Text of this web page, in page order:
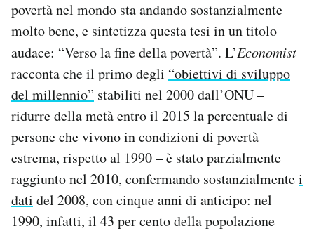
SHOP
CALENDARIO
AREA PERSONALE
Notifiche mobile
Regala il Post
Hai bisogno di aiuto?
Esci
povertà nel mondo sta andando sostanzialmente
molto bene, e sintetizza questa tesi in un titolo
audace: “Verso la fine della povertà”. L’Economist
racconta che il primo degli “obiettivi di sviluppo
del millennio” stabiliti nel 2000 dall’ONU –
ridurre della metà entro il 2015 la percentuale di
persone che vivono in condizioni di povertà
estrema, rispetto al 1990 – è stato parzialmente
raggiunto nel 2010, confermando sostanzialmentei
dati del 2008, con cinque anni di anticipo: nel
1990, infatti, il 43 per cento della popolazione